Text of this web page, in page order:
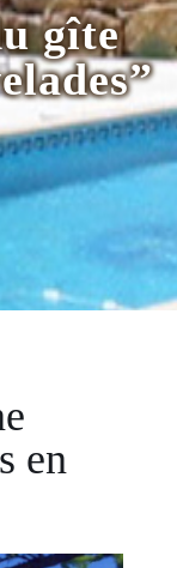
gîte
en